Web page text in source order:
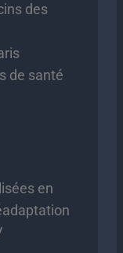
des
de santé
en